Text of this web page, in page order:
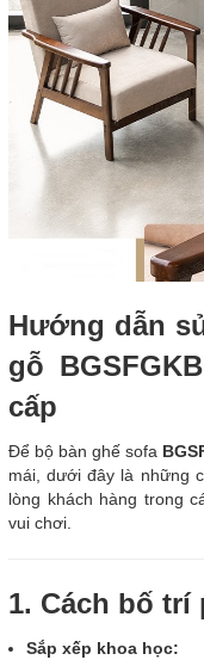
Hướng dẫn
gỗ
cấp
Để bộ bàn ghế sofa
mái, dưới đây là những
lòng khách hàng trong
vui chơi.
1. Cách bố trí
Sắp xếp khoa học: